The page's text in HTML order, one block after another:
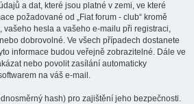
a dat, které jsou platné v zemi, ve které
požadované od „Fiat forum - club“ kromě
vašeho hesla a vašeho e-mailu při registraci,
dobrovolné. Ve všech případech dostanete
informace budou veřejně zobrazitelné. Dále ve
nebo povolit zasílání automaticky
na váš e-mail.
hash) pro zajištění jeho bezpečnosti.